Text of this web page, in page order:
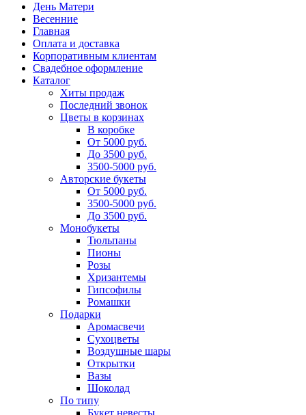
День Матери
Весенние
Главная
Оплата и доставка
Корпоративным клиентам
Свадебное оформление
Каталог
Хиты продаж
Последний звонок
Цветы в корзинах
В коробке
От 5000 руб.
До 3500 руб.
3500-5000 руб.
Авторские букеты
От 5000 руб.
3500-5000 руб.
До 3500 руб.
Монобукеты
Тюльпаны
Пионы
Розы
Хризантемы
Гипсофилы
Ромашки
Подарки
Аромасвечи
Сухоцветы
Воздушные шары
Открытки
Вазы
Шоколад
По типу
Букет невесты